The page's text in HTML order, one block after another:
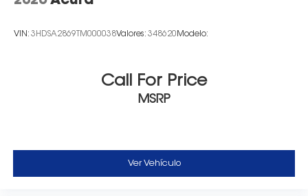
VIN: 3HDSA2869TM000038Valores: 348620 Modelo:
Call For Price
MSRP
Ver Vehículo